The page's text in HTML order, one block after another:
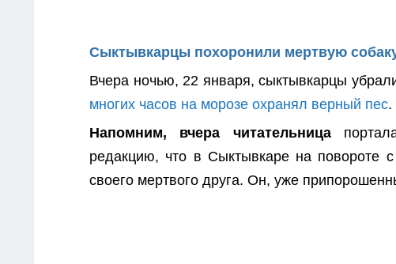
Сыктывкарцы похоронили мертвую
Вчера ночью, 22 января, сыктывкарцы
многих часов на морозе охранял верный пес.
Напомним, вчера читательница
редакцию, что в Сыктывкаре на повороте
своего мертвого друга. Он, уже